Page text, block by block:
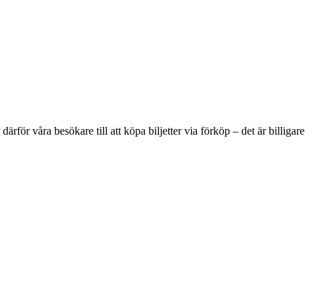
våra besökare till att köpa biljetter via förköp – det är billigare